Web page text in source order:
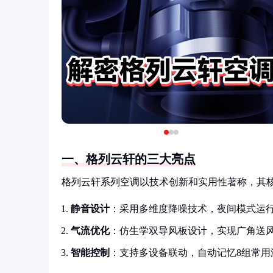
一、格列云轩的三大亮点
格列云轩系列空调以技术创新和实用性著称，其
静音设计：采用多维度降噪技术，夜间模式运
气流优化：仿生学双导风板设计，实现广角送
智能控制 ：支持多设备联动，自动记忆8组常